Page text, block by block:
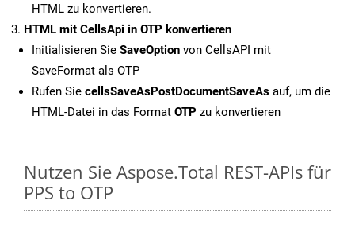
HTML zu konvertieren.
HTML mit CellsApi in OTP konvertieren
Initialisieren Sie SaveOption von CellsAPI mit
SaveFormat als OTP
Rufen Sie cellsSaveAsPostDocumentSaveAs auf, um die
HTML-Datei in das Format OTP zu konvertieren
Nutzen Sie Aspose.Total REST-APIs für
PPS to OTP